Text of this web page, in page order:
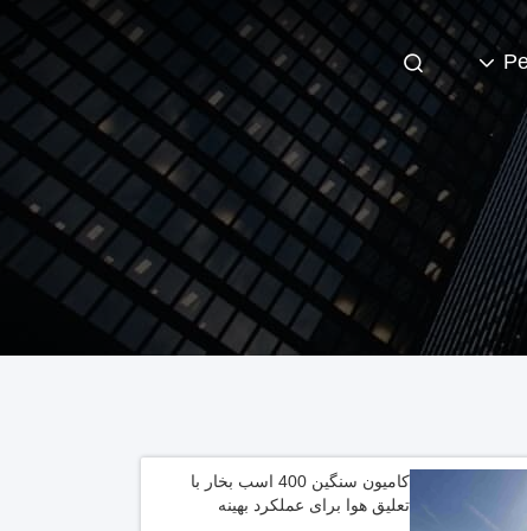
کامیون سنگین 400 اسب بخار با
تعلیق هوا برای عملکرد بهینه